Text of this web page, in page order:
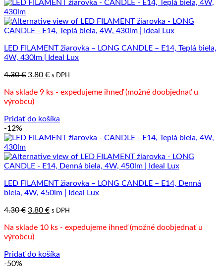
LED FILAMENT žiarovka – LONG CANDLE – E14, Teplá biela,
4W, 430lm | Ideal Lux
4.30€ Pôvodná
bola:
4.30 €.
3.80 €Aktuálna
je:
s DPH
Na sklade 9 ks - expedujeme ihneď (možné doobjednať u
výrobcu)
Pridať do košíka
-12%
LED FILAMENT žiarovka – LONG CANDLE – E14, Denná
biela, 4W, 450lm | Ideal Lux
4.30€ Pôvodná
bola:
4.30 €.
3.80 €Aktuálna
je:
s DPH
Na sklade 10 ks - expedujeme ihneď (možné doobjednať u
výrobcu)
Pridať do košíka
-50%